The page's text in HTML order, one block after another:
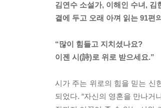
김연수 소설가, 이해인 수녀, 김
곁에 두고 오래 아껴 읽는 91편
“많이 힘들고 지치셨나요?
이젠 시(詩)로 위로 받으세요.”
시가 주는 위로의 힘을 믿는 신
되었다. “자신의 영혼을 만나거